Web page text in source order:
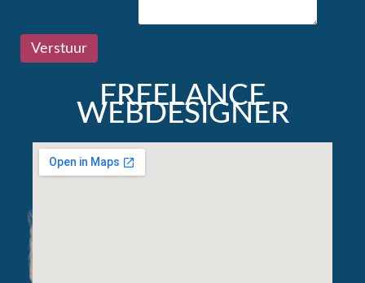
FREELANCE
WEBDESIGNER